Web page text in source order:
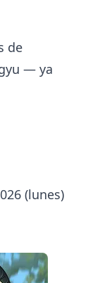
de
— ya
(lunes)